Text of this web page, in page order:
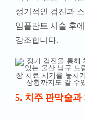
정기적인 검진과
임플란트 시술 후
강조합니다.
5. 치주 판막술